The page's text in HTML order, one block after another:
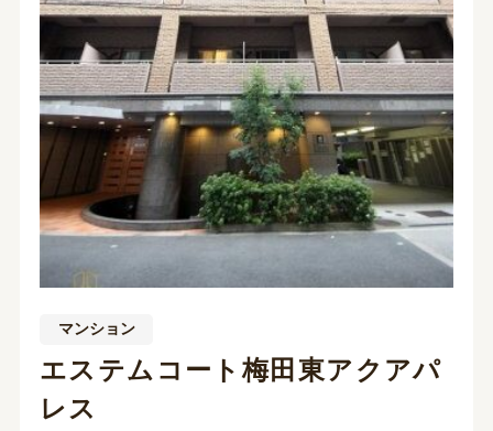
マンション
エステムコート梅田東アクアパ
レス